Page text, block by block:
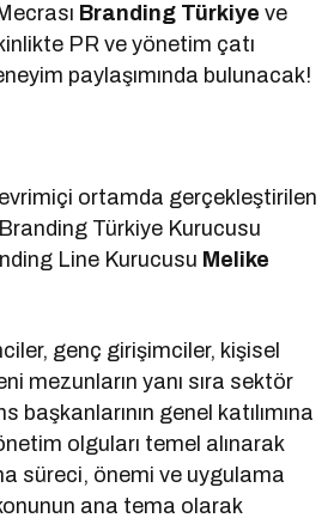
Branding Türkiye ve
PR ve yönetim çatı
paylaşımında bulunacak!
ortamda gerçekleştirilen
Türkiye Kurucusu
Line Kurucusu Melike
genç girişimciler, kişisel
mezunların yanı sıra sektör
genel katılımına
olguları temel alınarak
süreci, önemi ve uygulama
ana tema olarak